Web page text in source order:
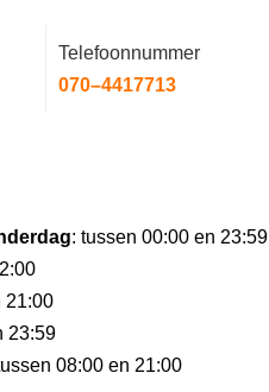
Telefoonnummer
070–4417713
: tussen 00:00 en 23:59
21:00
23:59
08:00 en 21:00